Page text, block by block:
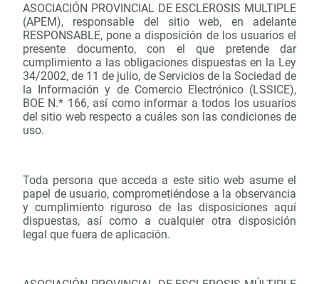
ASOCIACIÓN PROVINCIAL DE ESCLEROSIS MULTIPLE
(APEM), responsable del sitio web, en adelante
RESPONSABLE, pone a disposición de los usuarios el
presente documento, con el que pretende dar
cumplimiento a las obligaciones dispuestas en la Ley
34/2002, de 11 de julio, de Servicios de la Sociedad de
la Información y de Comercio Electrónico (LSSICE),
BOE N.* 166, así como informar a todos los usuarios
del sitio web respecto a cuáles son las condiciones de
uso.
Toda persona que acceda a este sitio web asume el
papel de usuario, comprometiéndose a la observancia
y cumplimiento riguroso de las disposiciones aquí
dispuestas, así como a cualquier otra disposición
legal que fuera de aplicación.